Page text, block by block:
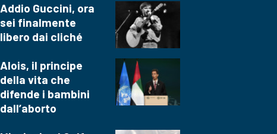
Addio Guccini, ora
sei finalmente
libero dai cliché
Alois, il principe
della vita che
difende i bambini
dall’aborto